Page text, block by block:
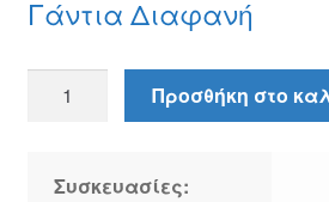
Γάντια Διαφανή
Προσθήκη στο
Συσκευασίες: